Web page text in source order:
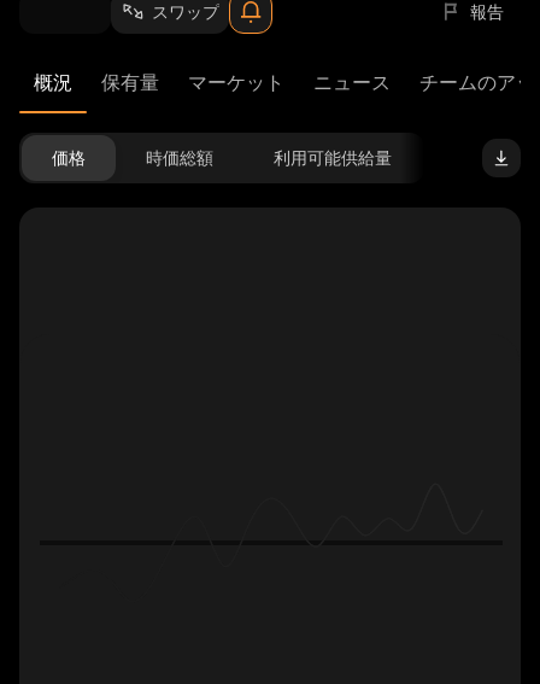
スワップ 報告
概況 保有量 マーケット ニュース チームのア
価格 時価総額 利用可能供給量